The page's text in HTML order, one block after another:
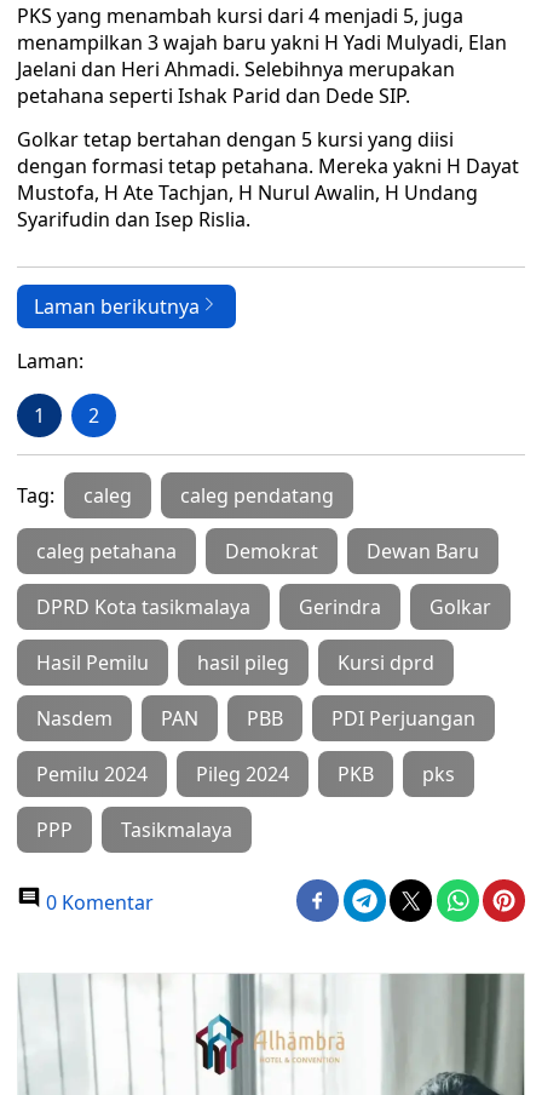
PKS yang menambah kursi dari 4 menjadi 5, juga
menampilkan 3 wajah baru yakni H Yadi Mulyadi, Elan
Jaelani dan Heri Ahmadi. Selebihnya merupakan
petahana seperti Ishak Parid dan Dede SIP.
Golkar tetap bertahan dengan 5 kursi yang diisi
dengan formasi tetap petahana. Mereka yakni H Dayat
Mustofa, H Ate Tachjan, H Nurul Awalin, H Undang
Syarifudin dan Isep Rislia.
Laman berikutnya
Laman:
1 2
Tag: caleg caleg pendatang
caleg petahana Demokrat Dewan Baru
DPRD Kota tasikmalaya Gerindra Golkar
Hasil Pemilu hasil pileg Kursi dprd
Nasdem PAN PBB PDI Perjuangan
Pemilu 2024 Pileg 2024 PKB pks
PPP Tasikmalaya
0 Komentar